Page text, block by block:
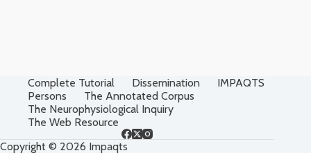
Complete Tutorial Dissemination
IMPAQTS
Persons
The Annotated Corpus
The Neurophysiological Inquiry
The Web Resource
Copyright © 2026 Impaqts